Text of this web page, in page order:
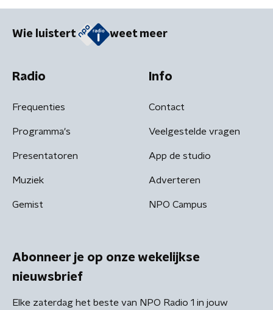
Wie luistert weet meer
Radio
Frequenties
Programma's
Presentatoren
Muziek
Gemist
Info
Contact
Veelgestelde vragen
App de studio
Adverteren
NPO Campus
Abonneer je op onze wekelijkse
nieuwsbrief
Elke zaterdag het beste van NPO Radio 1 in jouw